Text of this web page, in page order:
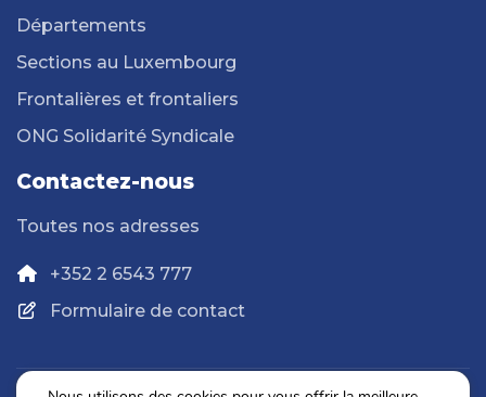
Départements
Sections au Luxembourg
Frontalières et frontaliers
ONG Solidarité Syndicale
Contactez-nous
Toutes nos adresses
+352 2 6543 777
Formulaire de contact